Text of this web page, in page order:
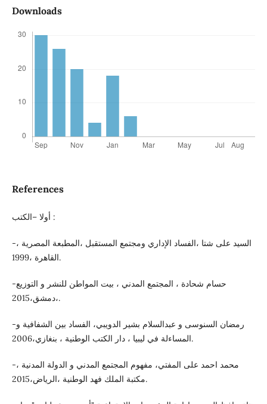
Downloads
References
أولا –الكتب :
-السيد على شتا ،الفساد الإداري ومجتمع المستقبل ،المطبعة المصرية ،
القاهرة ،1999.
-حسام شحادة ، المجتمع المدني ، بيت المواطن للنشر و التوزيع
،دمشق،2015.
-رمضان السنوسى و عبدالسلام بشير الدويبي، الفساد بين الشفافية و
المساءلة في ليبيا ، دار الكتب الوطنية ، بنغازي،2006.
-محمد احمد على المفتي، مفهوم المجتمع المدني و الدولة المدنية ،
مكتبة الملك فهد الوطنية ،الرياض،2015.